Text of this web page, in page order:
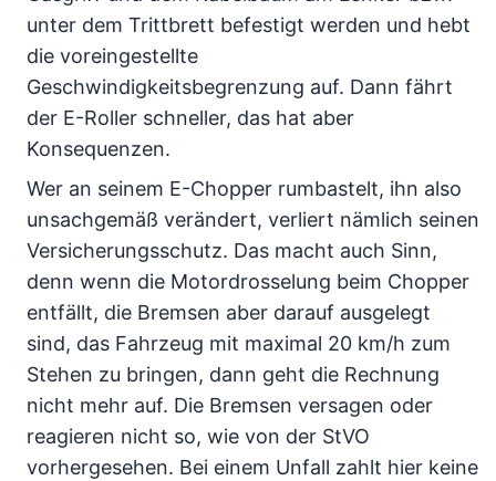
unter dem Trittbrett befestigt werden und hebt
die voreingestellte
Geschwindigkeitsbegrenzung auf. Dann fährt
der E-Roller schneller, das hat aber
Konsequenzen.
Wer an seinem E-Chopper rumbastelt, ihn also
unsachgemäß verändert, verliert nämlich seinen
Versicherungsschutz. Das macht auch Sinn,
denn wenn die Motordrosselung beim Chopper
entfällt, die Bremsen aber darauf ausgelegt
sind, das Fahrzeug mit maximal 20 km/h zum
Stehen zu bringen, dann geht die Rechnung
nicht mehr auf. Die Bremsen versagen oder
reagieren nicht so, wie von der StVO
vorhergesehen. Bei einem Unfall zahlt hier keine